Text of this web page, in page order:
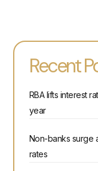
Recent
RBA lifts interest
year
Non-banks surge
rates